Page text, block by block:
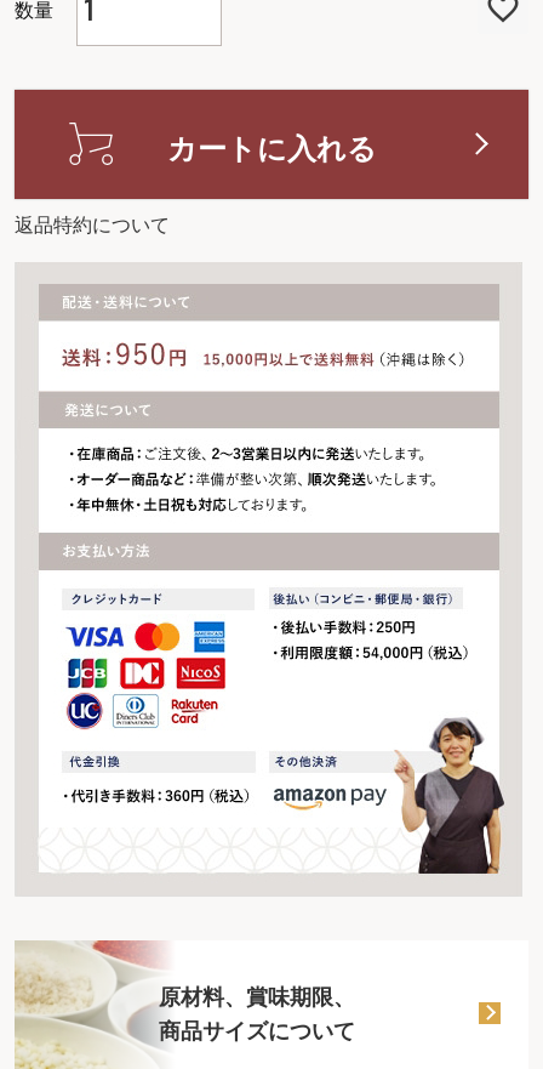
カートに入れる
返品特約について
原材料、賞味期限、
商品サイズについて